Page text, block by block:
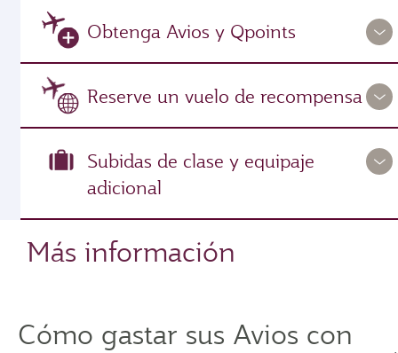
Obtenga Avios y Qpoints
Reserve un vuelo de recompensa
Subidas de clase y equipaje
adicional
Más información
Cómo gastar sus Avios con